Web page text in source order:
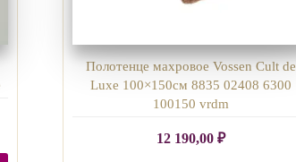
Полотенце махровое Vossen Cult de
Luxe 100×150см 8835 02408 6300
100150 vrdm
12 190,00₽